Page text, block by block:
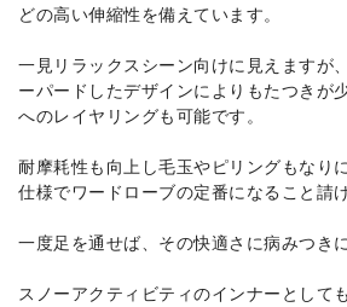
どの高い伸縮性を備えています。
一見リラックスシーン向けに見えますが
ーパードしたデザインによりもたつきが
へのレイヤリングも可能です。
耐摩耗性も向上し毛玉やピリングもなり
仕様でワードローブの定番になること請け
一度足を通せば、その快適さに病みつき
スノーアクティビティのインナーとして